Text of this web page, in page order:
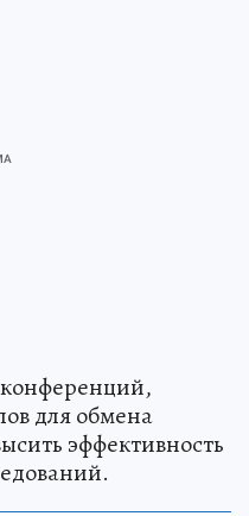
для обмена
эффективность